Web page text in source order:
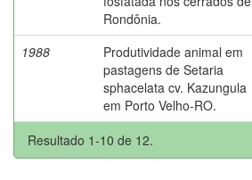
Rondônia.
1988
Produtividade animal em
pastagens de Setaria
sphacelata cv. Kazungula
em Porto Velho-RO.
Resultado 1-10 de 12.